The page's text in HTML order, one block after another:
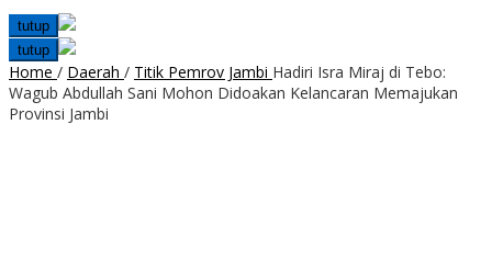
tutup
tutup
Home / Daerah / Titik Pemrov Jambi Hadiri Isra Miraj di Tebo:
Wagub Abdullah Sani Mohon Didoakan Kelancaran Memajukan
Provinsi Jambi